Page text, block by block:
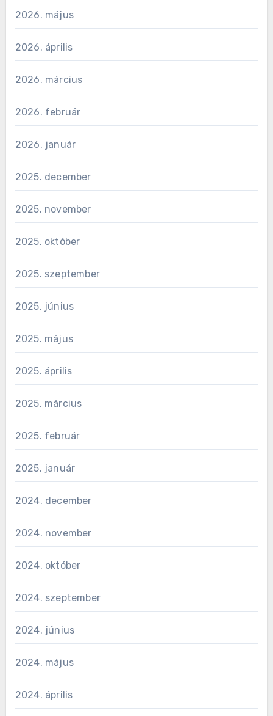
2026. május
2026. április
2026. március
2026. február
2026. január
2025. december
2025. november
2025. október
2025. szeptember
2025. június
2025. május
2025. április
2025. március
2025. február
2025. január
2024. december
2024. november
2024. október
2024. szeptember
2024. június
2024. május
2024. április